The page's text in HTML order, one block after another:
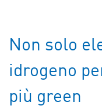
Non solo
idrogeno
più green